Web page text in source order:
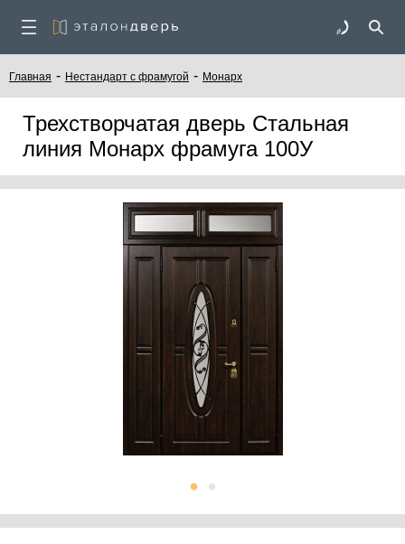
Главная - Нестандарт с фрамугой - Монарх
Трехстворчатая дверь Стальная
линия Монарх фрамуга 100У